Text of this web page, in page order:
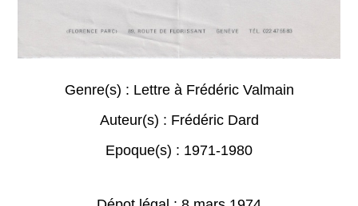
Genre(s) : Lettre à Frédéric Valmain
Auteur(s) : Frédéric Dard
Epoque(s) : 1971-1980